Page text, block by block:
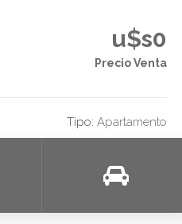
u$s0
Precio Venta
Tipo: Apartamento